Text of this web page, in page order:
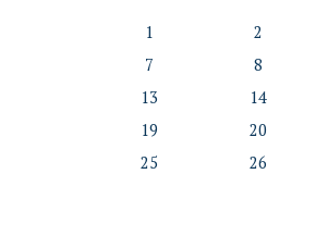
1 2
7
8
13
14
19
20
25
26